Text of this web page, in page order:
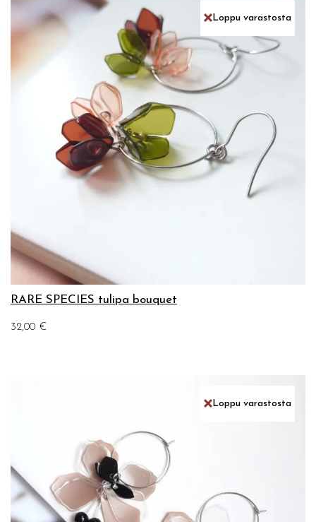
RARE SPECIES tulipa bouquet
32,00 €
Loppu varastosta
Loppu varastosta